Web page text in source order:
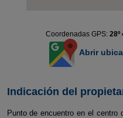
Coordenadas GPS: 28º
Abrir
Indicación del
Punto de encuentro en el